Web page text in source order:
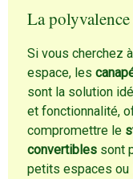
La
Si vous cherchez
espace, les
sont la solution
et fonctionnalité,
compromettre le
convertibles sont
petits espaces ou